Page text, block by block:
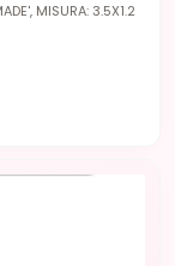
MISURA: 3.5X1.2